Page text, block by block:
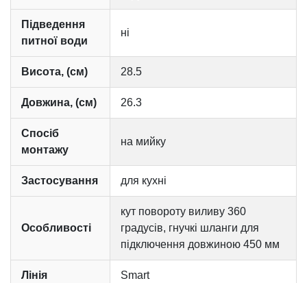
Підведення
питної води
ні
Висота, (см) 28.5
Довжина, (см) 26.3
Спосіб
монтажу
на мийку
Застосування для кухні
Особливості
кут повороту виливу 360
градусів, гнучкі шланги для
підключення довжиною 450 мм
Лінія Smart